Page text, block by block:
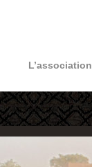
L’association